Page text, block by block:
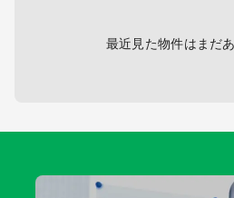
最近見た物件はまだ